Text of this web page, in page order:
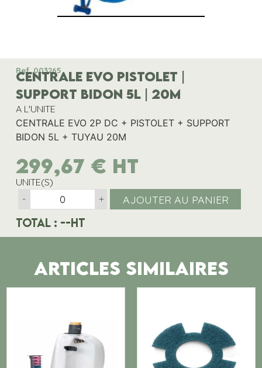
Ref. 003265
CENTRALE EVO PISTOLET |
SUPPORT BIDON 5L | 20M
A L'UNITE
CENTRALE EVO 2P DC + PISTOLET + SUPPORT
BIDON 5L + TUYAU 20M
299,67 € HT
UNITE(S)
-
+ AJOUTER AU PANIER
Total : --HT
ARTICLES SIMILAIRES